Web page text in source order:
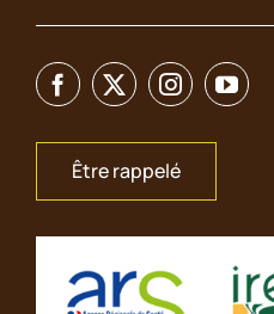
Être rappelé